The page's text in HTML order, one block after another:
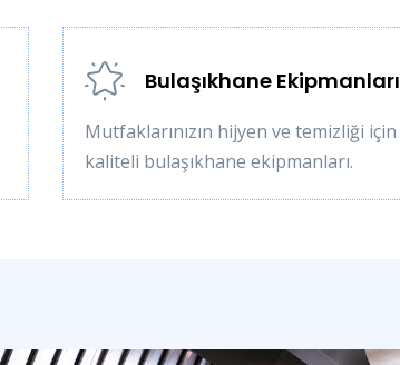
Bulaşıkhane Ekipmanları
Mutfaklarınızın hijyen ve temizliği için
kaliteli bulaşıkhane ekipmanları.